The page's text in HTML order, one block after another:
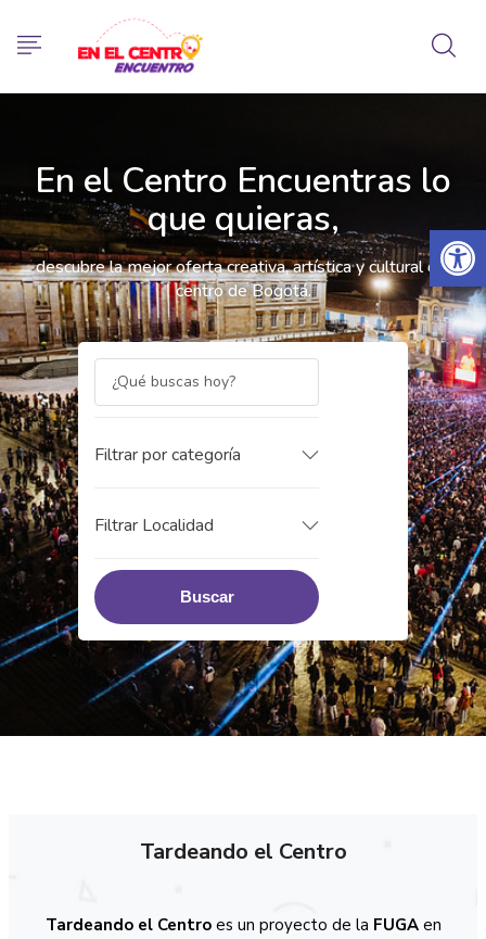
Abrir
En el Centro Encuentras lo
que quieras,
descubre la mejor oferta creativa, artística y cultural del
centro de Bogotá.
Filtrar por categoría
Filtrar Localidad
Buscar
Tardeando el Centro
Tardeando el Centroes un proyecto de la FUGAen